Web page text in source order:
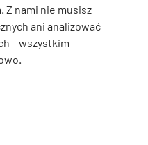
Z nami nie musisz
ani analizować
– wszystkim